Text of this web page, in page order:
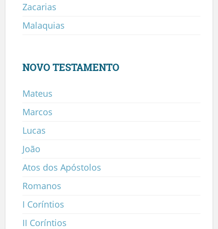
Zacarias
Malaquias
NOVO TESTAMENTO
Mateus
Marcos
Lucas
João
Atos dos Apóstolos
Romanos
I Coríntios
II Coríntios